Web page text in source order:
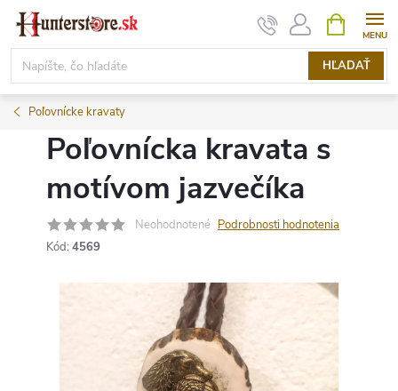
Prejsť
obsah
HĽADAŤ
KOŠÍK
Poľovnícke kravaty
Poľovnícka kravata s
motívom jazvečíka
Neohodnotené Podrobnosti hodnotenia
Kód: 4569